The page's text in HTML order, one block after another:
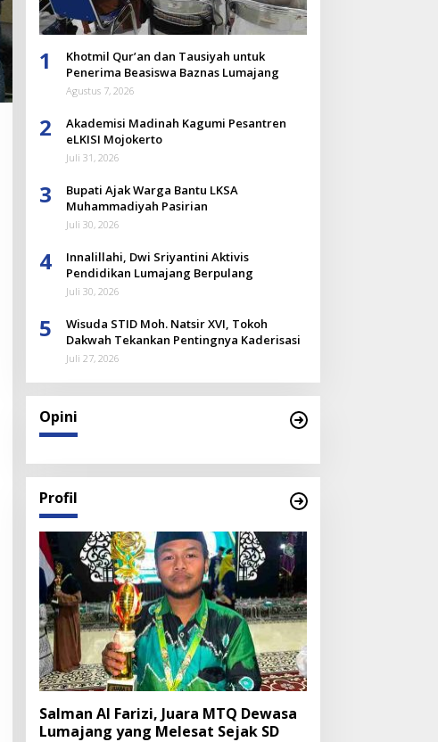
1
Khotmil Qur’an dan Tausiyah untuk
Penerima Beasiswa Baznas Lumajang
Agustus 7, 2026
2
Akademisi Madinah Kagumi Pesantren
eLKISI Mojokerto
Juli 31, 2026
3
Bupati Ajak Warga Bantu LKSA
Muhammadiyah Pasirian
Juli 30, 2026
4
Innalillahi, Dwi Sriyantini Aktivis
Pendidikan Lumajang Berpulang
Juli 30, 2026
5
Wisuda STID Moh. Natsir XVI, Tokoh
Dakwah Tekankan Pentingnya Kaderisasi
Juli 27, 2026
Opini
Profil
Salman Al Farizi, Juara MTQ Dewasa
Lumajang yang Melesat Sejak SD